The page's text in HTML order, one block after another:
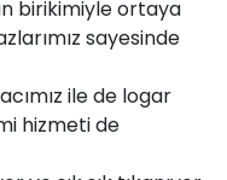
birikimiyle ortaya
sayesinde
ile de logar
hizmeti de